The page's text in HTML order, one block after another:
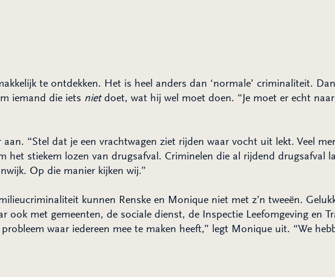
te ontdekken. Het is heel anders dan ‘normale’ criminaliteit.
iemand die iets nietdoet, wat hij wel moet doen. “Je moet er echt
“Stel dat je een vrachtwagen ziet rijden waar vocht uit lekt. Veel
stiekem lozen van drugsafval. Criminelen die al rijdend drugsafval
Op die manier kijken wij.”
kunnen Renske en Monique niet met z’n tweeën.
ook met gemeenten, de sociale dienst, de Inspectie Leefomgeving en
waar iedereen mee te maken heeft,” legt Monique uit. “We